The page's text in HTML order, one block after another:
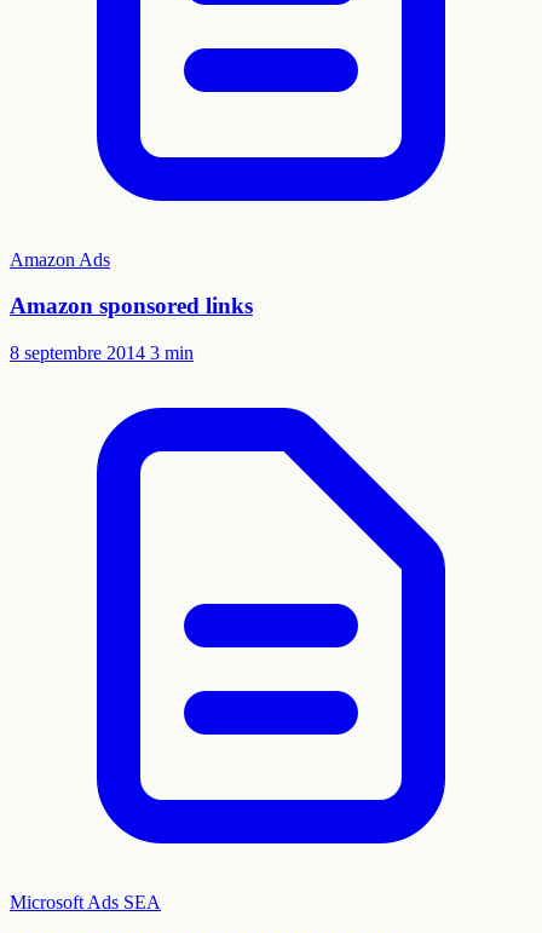
Amazon Ads
Amazon sponsored links
8 septembre 2014 3 min
Microsoft Ads SEA